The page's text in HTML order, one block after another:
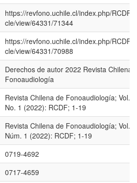
https://revfono.uchile.cl/index.php/RCDF/
cle/view/64331/71344
https://revfono.uchile.cl/index.php/RCDF/
cle/view/64331/70988
Derechos de autor 2022 Revista Chilena
Fonoaudiología
Revista Chilena de Fonoaudiología; Vol.
No. 1 (2022): RCDF; 1-19
Revista Chilena de Fonoaudiología; Vol.
Núm. 1 (2022): RCDF; 1-19
0719-4692
0717-4659